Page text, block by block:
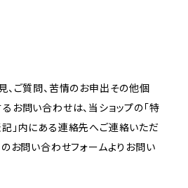
、ご質問、苦情のお申出その他個
お問い合わせは、当ショップの「特
」内にある連絡先へご連絡いただ
のお問い合わせフォームよりお問い